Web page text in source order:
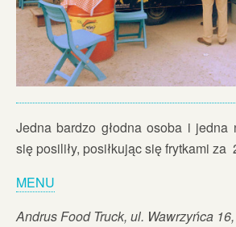
Jedna bardzo głodna osoba i jedna
się posiliły, posiłkując się frytkami za
MENU
Andrus Food Truck, ul. Wawrzyńca